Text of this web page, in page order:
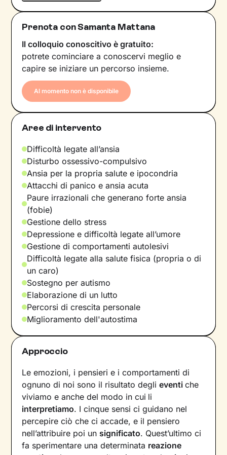
Prenota con Samanta Mattana
Il colloquio conoscitivo è gratuito:
potrete cominciare a conoscervi meglio e
capire se iniziare un percorso insieme.
Al momento non è disponibile
Aree di intervento
Difficoltà legate all’ansia
Disturbo ossessivo-compulsivo
Ansia per la propria salute e ipocondria
Attacchi di panico e ansia acuta
Paure irrazionali che generano forte ansia
(fobie)
Gestione dello stress
Depressione e difficoltà legate all’umore
Gestione di comportamenti autolesivi
Difficoltà legate alla salute fisica (propria o di
un caro)
Sostegno per autismo
Elaborazione di un lutto
Percorsi di crescita personale
Miglioramento dell'autostima
Approccio
Le emozioni, i pensieri e i comportamenti di
ognuno di noi sono il risultato deglieventiche
viviamo e anche del modo in cui li
interpretiamo. I cinque sensi ci guidano nel
percepire ciò che ci accade, e il pensiero
nell’attribuire poi un significato. Quest’ultimo ci
fa sperimentare una determinata reazione